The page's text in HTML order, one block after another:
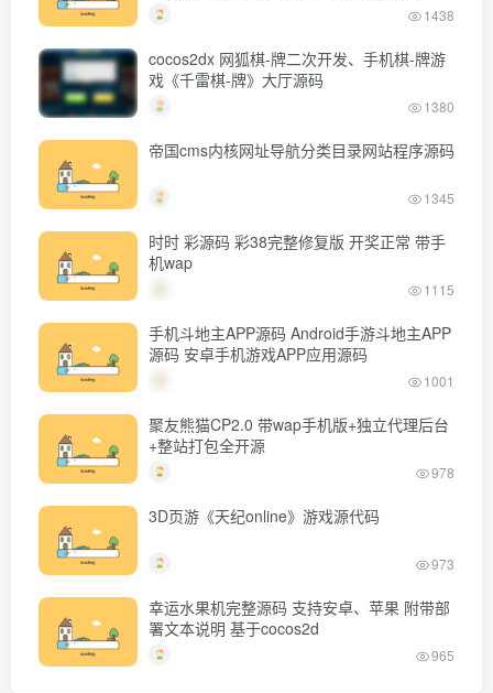
1438
cocos2dx 网狐棋-牌二次开发、手机棋-牌游
戏《千雷棋-牌》大厅源码
1380
帝国cms内核网址导航分类目录网站程序源码
1345
时时 彩源码 彩38完整修复版 开奖正常 带手
机wap
1115
手机斗地主APP源码 Android手游斗地主APP
源码 安卓手机游戏APP应用源码
1001
聚友熊猫CP2.0 带wap手机版+独立代理后台
+整站打包全开源
978
3D页游《天纪online》游戏源代码
973
幸运水果机完整源码 支持安卓、苹果 附带部
署文本说明 基于cocos2d
965